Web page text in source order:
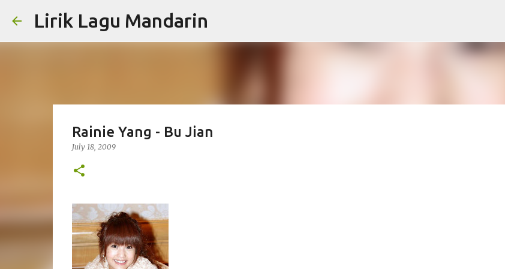
Lirik Lagu Mandarin
Rainie Yang - Bu Jian
July 18, 2009